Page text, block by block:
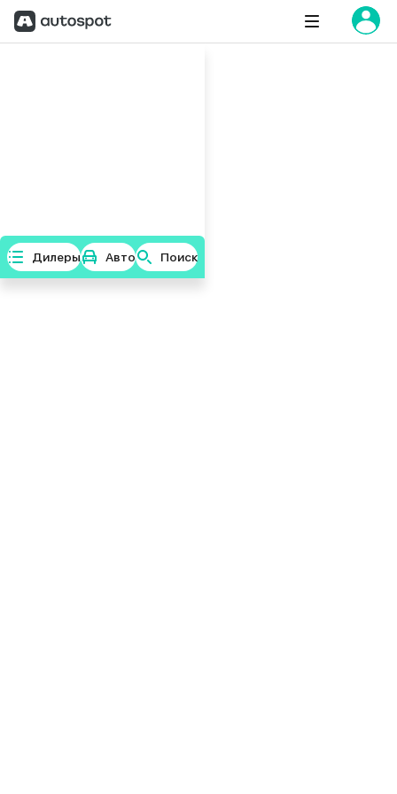
Дилеры Авто Поиск